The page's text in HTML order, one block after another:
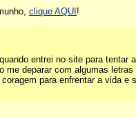
clique AQUI !
entrei no site para tentar
deparar com algumas letras
para enfrentar a vida e